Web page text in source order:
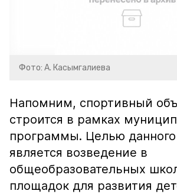
Фото: А. Касымгалиева
Напомним, спортивный
строится в рамках
программы. Целью данного
является возведение в
общеобразовательных
площадок для развития